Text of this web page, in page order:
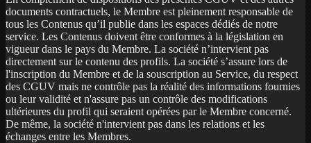
documents contractuels, le Membre est pleinement responsable de
tous les Contenus qu’il publie dans les espaces dédiés de notre
service. Les Contenus doivent être conformes à la législation en
vigueur dans le pays du Membre. La société n’intervient pas
directement sur le contenu des profils. La société s’assure lors de
l'inscription du Membre et de la souscription au Service, du respect
des CGUV mais ne contrôle pas la réalité des informations fournies
ou leur validité et n'assure pas un contrôle des modifications
ultérieures du profil qui seraient opérées par le Membre concerné.
De même, la société n'intervient pas dans les relations et les
échanges entre les Membres.